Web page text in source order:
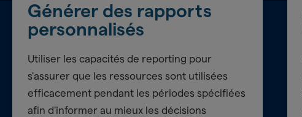
Générer des rapports
personnalisés
Utiliser les capacités de reporting pour
s'assurer que les ressources sont utilisées
efficacement pendant les périodes spécifiées
afin d'informer au mieux les décisions